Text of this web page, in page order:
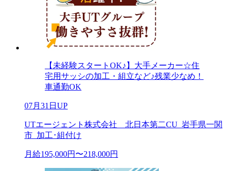
【未経験スタートOK♪】大手メーカー☆住
宅用サッシの加工・組立など♪残業少なめ！
車通勤OK
07月31日UP
UTエージェント株式会社 北日本第二CU_岩手県一関
市_加工･組付け
月給195,000円〜218,000円